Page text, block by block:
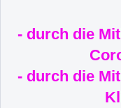
- durch die
- durch die